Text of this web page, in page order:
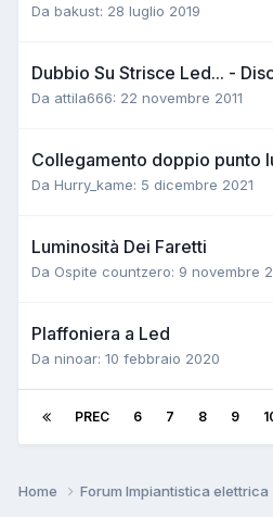
Da bakust: 28 luglio 2019
Dubbio Su Strisce Led... -
Da attila666: 22 novembre 2011
Collegamento doppio punto
Da Hurry_kame: 5 dicembre 2021
Luminosità Dei Faretti
Da Ospite countzero: 9 novembre
Plaffoniera a Led
Da ninoar: 10 febbraio 2020
PREC 6 7 8 9
Home Forum Impiantistica elettrica